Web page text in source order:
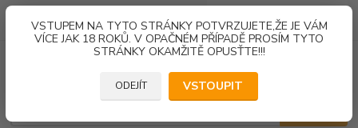
VSTUPEM NA TYTO STRÁNKY POTVRZUJETE,ŽE JE VÁM
VÍCE JAK 18 ROKŮ. V OPAČNÉM PŘÍPADĚ PROSÍM TYTO
STRÁNKY OKAMŽITĚ OPUSŤTE!!!
ODEJÍT VSTOUPIT
za0,00 Kč